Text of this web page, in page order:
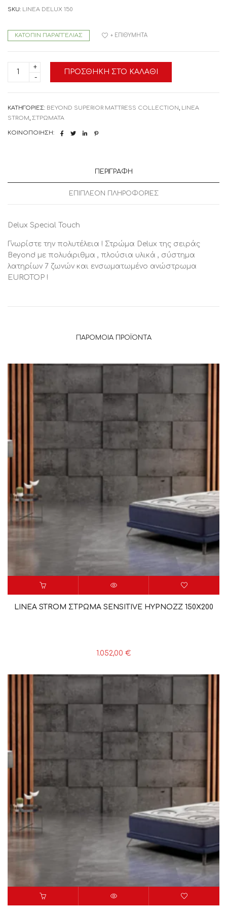
926,50 €.
SKU: LINEA DELUX 150
ΚΑΤΌΠΙΝ ΠΑΡΑΓΓΕΛΊΑΣ
STROM
ΠΡΟΣΘΉΚΗ ΣΤΟ ΚΑΛΆΘΙ
+ ΕΠΙΘΥΜΗΤΆ
ΚΑΤΗΓΟΡΊΕΣ: BEYOND SUPERIOR MATTRESS COLLECTION, LINEA
STROM, ΣΤΡΩΜΑΤΑ
ΚΟΙΝΟΠΟΊΗΣΗ:
ΠΕΡΙΓΡΑΦΉ
ΕΠΙΠΛΈΟΝ ΠΛΗΡΟΦΟΡΊΕΣ
Delux Special Touch
Γνωρίστε την πολυτέλεια ! Στρώμα Delux της σειράς
Beyond με πολυάριθμα , πλούσια υλικά , σύστημα
λατηρίων 7 ζωνών και ενσωματωμένο ανώστρωμα
EUROTOP !
ΠΑΡΌΜΟΙΑ ΠΡΟΪΌΝΤΑ
LINEA STROM ΣΤΡΩΜΑ SENSITIVE HYPNOZZ 150X200
1.052,00 €